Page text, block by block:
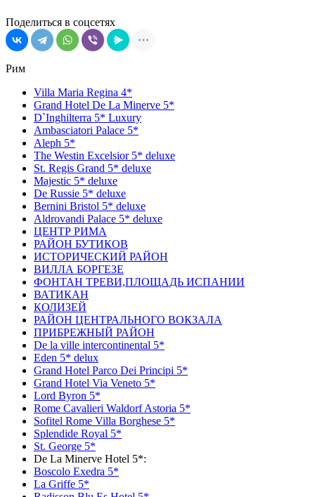
Поделиться в соцсетях
Рим
Villa Maria Regina 4*
Grand Hotel De La Minerve 5*
D`Inghilterra 5* Luxury
Ambasciatori Palace 5*
Aleph 5*
The Westin Excelsior 5* deluxe
St. Regis Grand 5* deluxe
Majestic 5* deluxe
De Russie 5* deluxe
Bernini Bristol 5* deluxe
Aldrovandi Palace 5* deluxe
ЦЕНТР РИМА
РАЙОН БУТИКОВ
ИСТОРИЧЕСКИЙ РАЙОН
ВИЛЛА БОРГЕЗЕ
ФОНТАН ТРЕВИ,ПЛОЩАДЬ ИСПАНИИ
ВАТИКАН
КОЛИЗЕЙ
РАЙОН ЦЕНТРАЛЬНОГО ВОКЗАЛА
ПРИБРЕЖНЫЙ РАЙОН
De la ville intercontinental 5*
Eden 5* delux
Grand Hotel Parco Dei Principi 5*
Grand Hotel Via Veneto 5*
Lord Byron 5*
Rome Cavalieri Waldorf Astoria 5*
Sofitel Rome Villa Borghese 5*
Splendide Royal 5*
St. George 5*
De La Minerve Hotel 5*:
Boscolo Exedra 5*
La Griffe 5*